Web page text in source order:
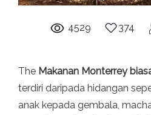
4529 374
The Makanan Monterrey
terdiri daripada hidangan
anak kepada gembala,